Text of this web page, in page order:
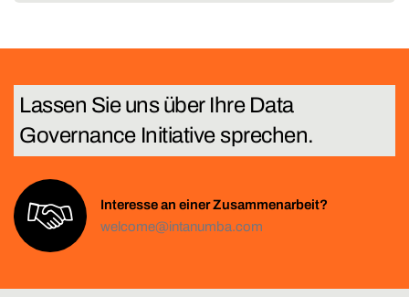
Lassen Sie uns über Ihre Tech
Interesse an einer Zusammenarbeit?
welcome@intanumba.com